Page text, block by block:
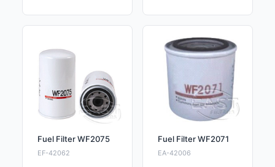
Fuel Filter WF2075
EF-42062
Fuel Filter WF2071
EA-42006